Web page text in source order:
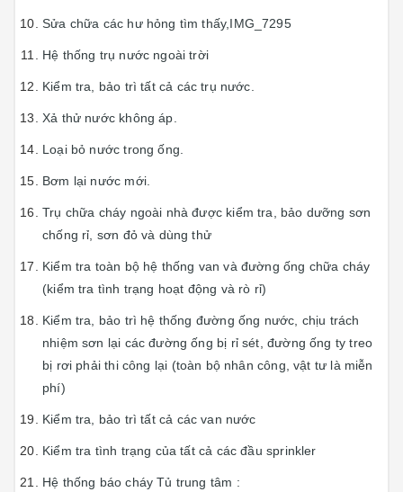
Sửa chữa các hư hỏng tìm thấy,IMG_7295
Hệ thống trụ nước ngoài trời
Kiểm tra, bảo trì tất cả các trụ nước.
Xả thử nước không áp.
Loại bỏ nước trong ống.
Bơm lại nước mới.
Trụ chữa cháy ngoài nhà được kiểm tra, bảo dưỡng sơn
chống rỉ, sơn đỏ và dùng thử
Kiểm tra toàn bộ hệ thống van và đường ống chữa cháy
(kiểm tra tình trạng hoạt động và rò rỉ)
Kiểm tra, bảo trì hệ thống đường ống nước, chịu trách
nhiệm sơn lại các đường ống bị rỉ sét, đường ống ty treo
bị rơi phải thi công lại (toàn bộ nhân công, vật tư là miễn
phí)
Kiểm tra, bảo trì tất cả các van nước
Kiểm tra tình trạng của tất cả các đầu sprinkler
Hệ thống báo cháy Tủ trung tâm :